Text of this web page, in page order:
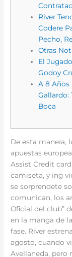
River
Codere
Pecho,
Otras
El
Godoy
A 8 Años
Gallardo:
Boca
De esta manera,
apuestas
Assist Credit
camiseta, y ing
se sorprendete
comunican, los
Oficial del club”
en la manga de
fase. River
agosto, cuando
Avellaneda, pero